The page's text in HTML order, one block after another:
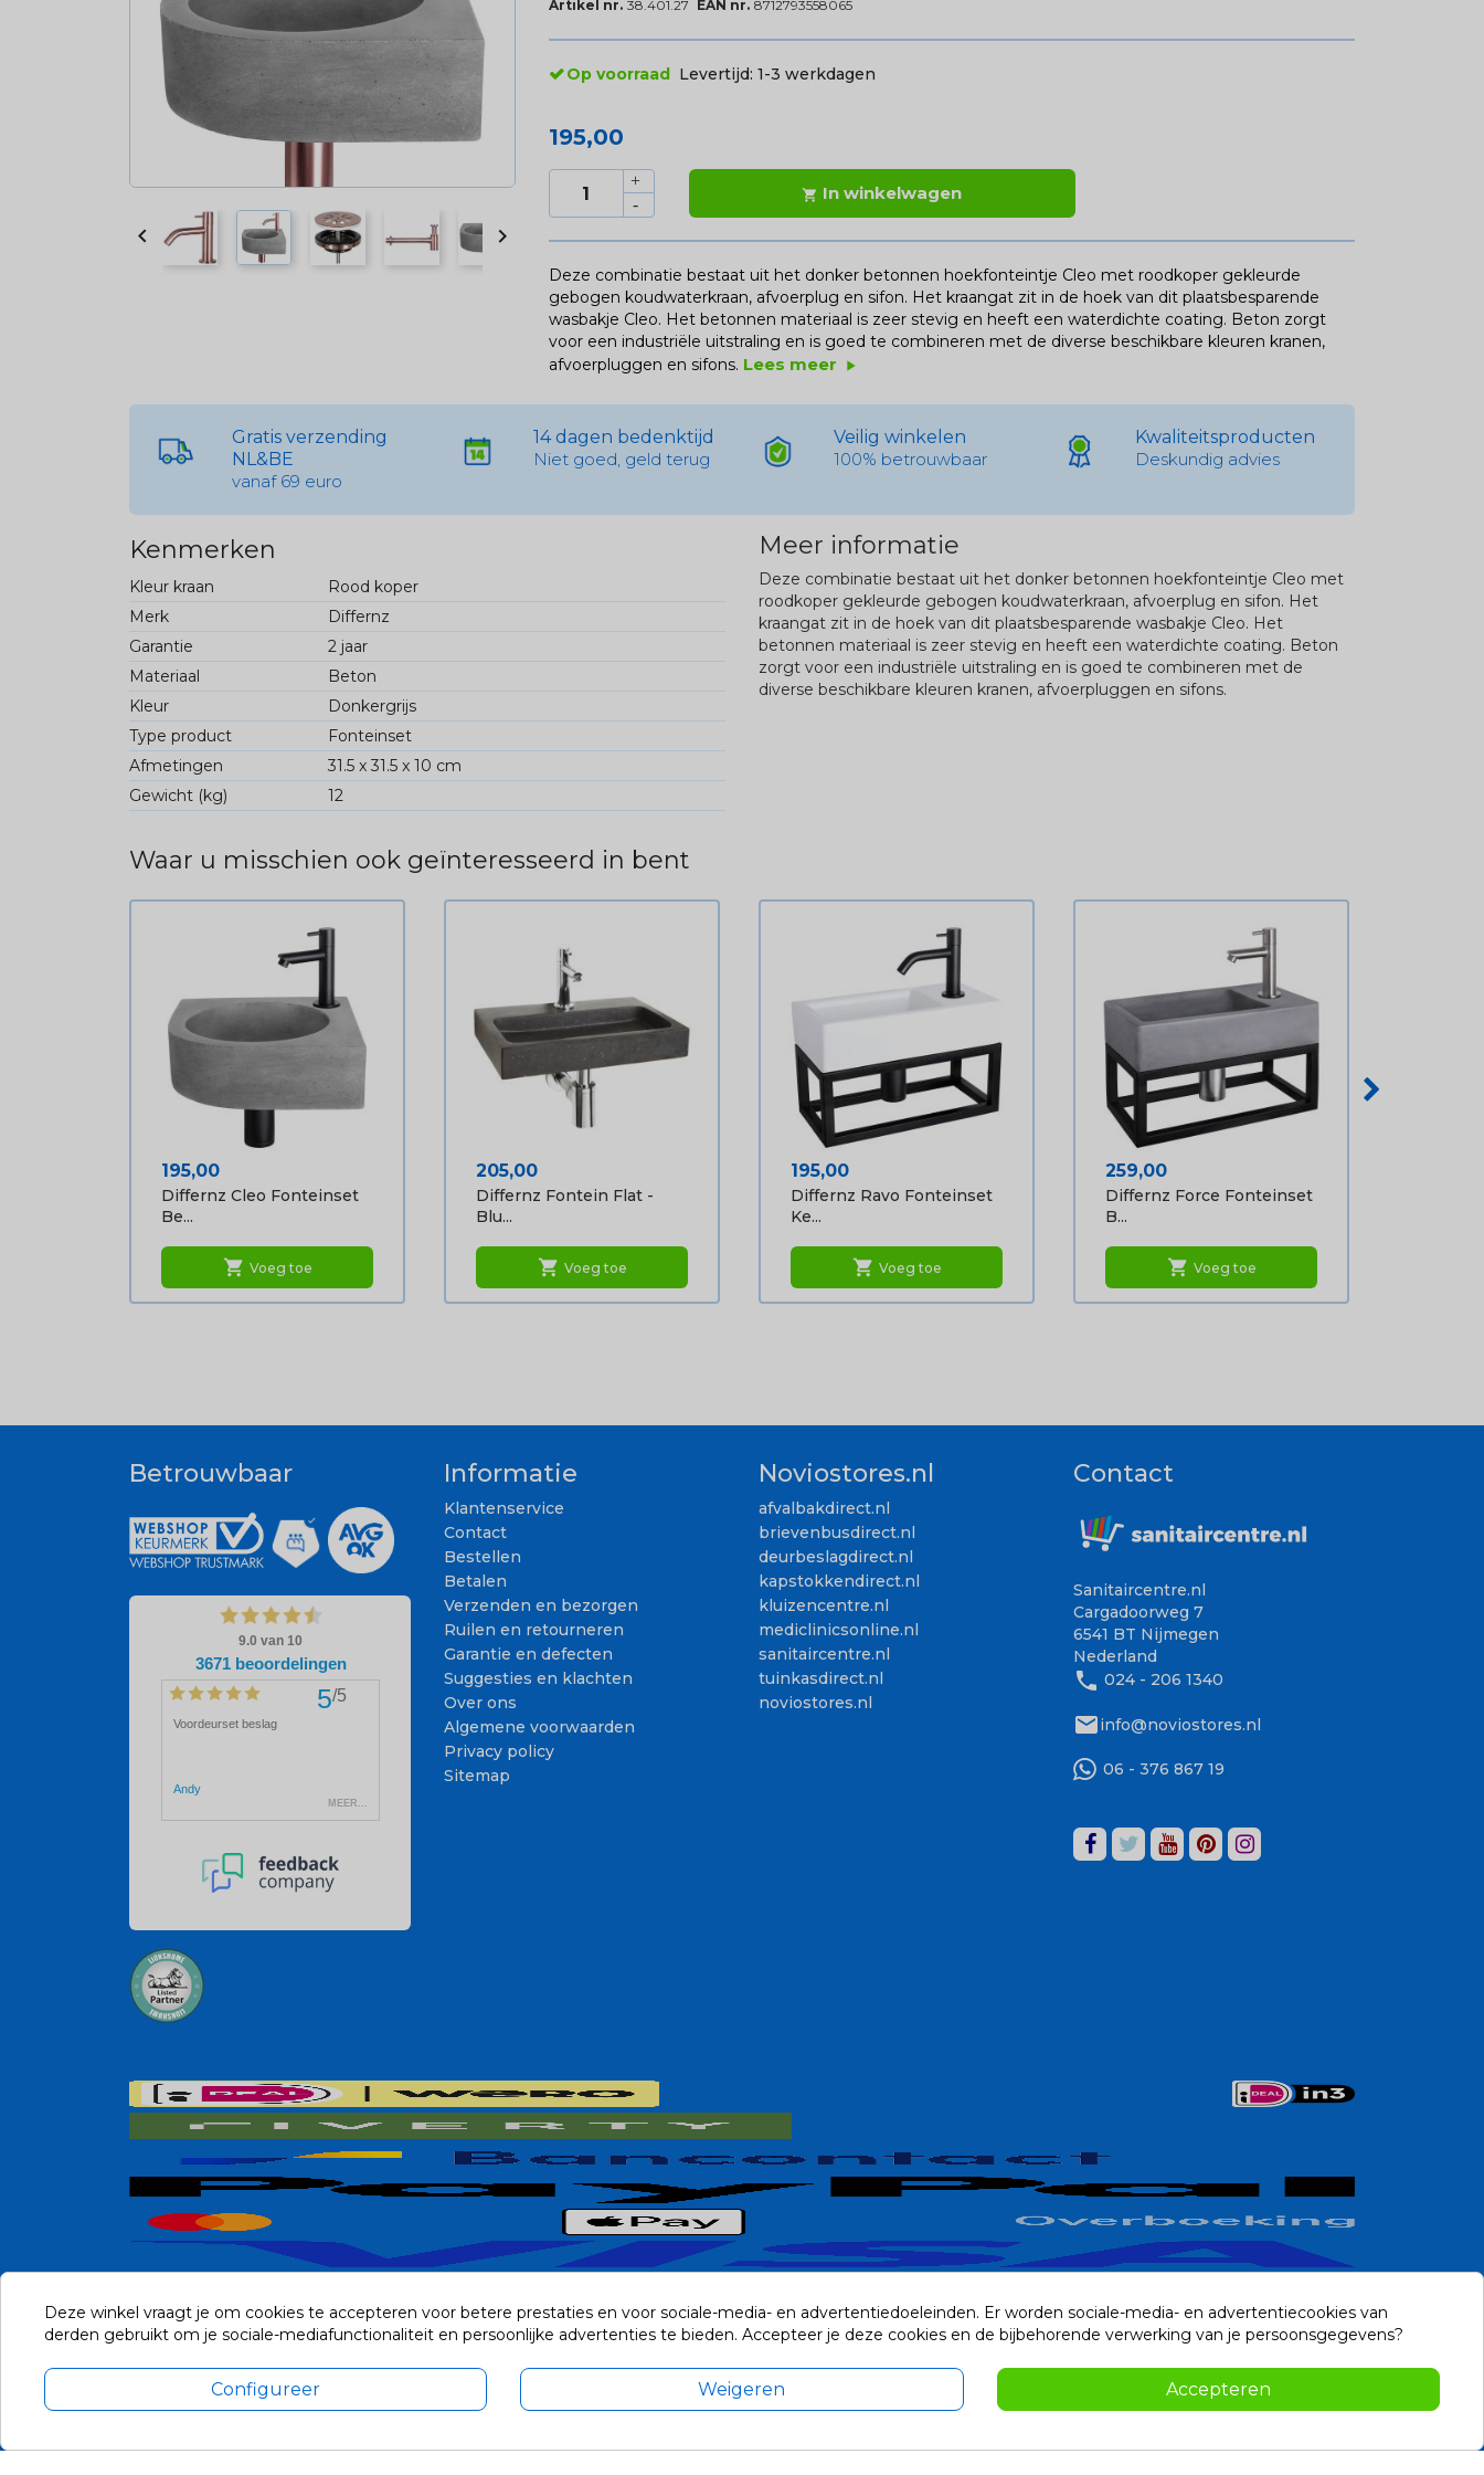
 
Artikel nr. 38.401.27 EAN nr. 8712793558065
Op voorraad Levertijd: 1-3 werkdagen
195,00
 In winkelwagen
Deze combinatie bestaat uit het donker betonnen hoekfonteintje Cleo met roodkoper gekleurde
gebogen koudwaterkraan, afvoerplug en sifon. Het kraangat zit in de hoek van dit plaatsbesparende
wasbakje Cleo. Het betonnen materiaal is zeer stevig en heeft een waterdichte coating. Beton zorgt
voor een industriële uitstraling en is goed te combineren met de diverse beschikbare kleuren kranen,
afvoerpluggen en sifons. Lees meer play_arrow
Gratis verzending
NL&BE
vanaf 69 euro
14 dagen bedenktijd
Niet goed, geld terug
Veilig winkelen
100% betrouwbaar
Kwaliteitsproducten
Deskundig advies
Kenmerken
Kleur kraan
Rood koper
Merk
Differnz
Garantie
2 jaar
Materiaal
Beton
Kleur
Donkergrijs
Type product
Fonteinset
Afmetingen
31.5 x 31.5 x 10 cm
Gewicht (kg)
12
Meer informatie
Deze combinatie bestaat uit het donker betonnen hoekfonteintje Cleo met
roodkoper gekleurde gebogen koudwaterkraan, afvoerplug en sifon. Het
kraangat zit in de hoek van dit plaatsbesparende wasbakje Cleo. Het
betonnen materiaal is zeer stevig en heeft een waterdichte coating. Beton
zorgt voor een industriële uitstraling en is goed te combineren met de
diverse beschikbare kleuren kranen, afvoerpluggen en sifons.
Waar u misschien ook geïnteresseerd in bent
Prijs
195,00
Differnz Cleo Fonteinset
Be...
shopping_cart Voeg toe
Prijs
205,00
Differnz Fontein Flat -
Blu...
shopping_cart Voeg toe
Prijs
195,00
Differnz Ravo Fonteinset
Ke...
shopping_cart Voeg toe
Prijs
259,00
Differnz Force Fonteinset
B...
shopping_cart Voeg toe
Betrouwbaar Informatie
Klantenservice
Contact
Bestellen
Betalen
Verzenden en bezorgen
Ruilen en retourneren
Garantie en defecten
Suggesties en klachten
Over ons
Algemene voorwaarden
Privacy policy
Sitemap
Noviostores.nl
afvalbakdirect.nl
brievenbusdirect.nl
deurbeslagdirect.nl
kapstokkendirect.nl
kluizencentre.nl
mediclinicsonline.nl
sanitaircentre.nl
tuinkasdirect.nl
noviostores.nl
Contact
Sanitaircentre.nl
Cargadoorweg 7
6541 BT Nijmegen
Nederland
phone 024 - 206 1340
mailinfo@noviostores.nl
06 - 376 867 19
Alle prijzen zijn in Euro, inclusief BTW en andere heffingen en exclusief eventuele verzendkosten.
© 2014-2026 Noviostores.nl. Alle rechten voorbehouden.
Deze winkel vraagt je om cookies te accepteren voor betere prestaties en voor sociale-media- en advertentiedoeleinden. Er worden sociale-media- en advertentiecookies van
derden gebruikt om je sociale-mediafunctionaliteit en persoonlijke advertenties te bieden. Accepteer je deze cookies en de bijbehorende verwerking van je persoonsgegevens?
Configureer Weigeren Accepteren